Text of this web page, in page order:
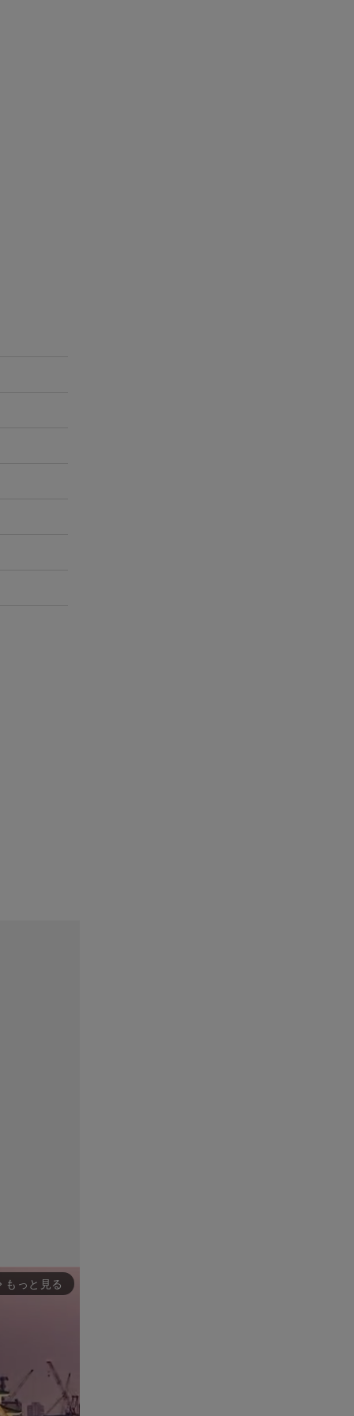
もっと見る